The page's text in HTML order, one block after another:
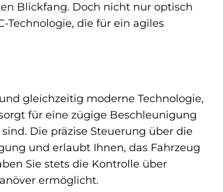
Blickfang. Doch nicht nur optisch
Technologie, die für ein agiles
gleichzeitig moderne Technologie,
für eine zügige Beschleunigung
Die präzise Steuerung über die
und erlaubt Ihnen, das Fahrzeug
Sie stets die Kontrolle über
ermöglicht.